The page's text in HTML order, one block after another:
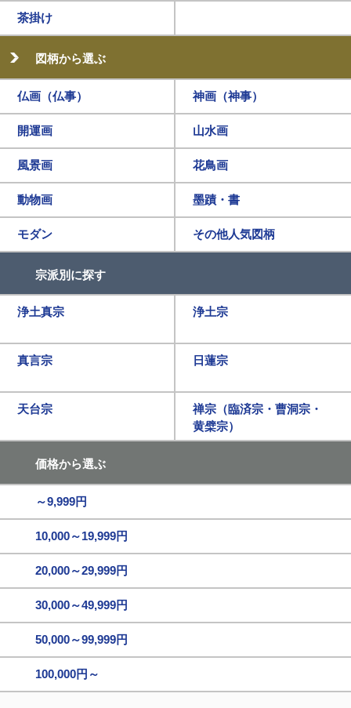
茶掛け
図柄から選ぶ
仏画（仏事） 神画（神事）
開運画 山水画
風景画 花鳥画
動物画 墨蹟・書
モダン その他人気図柄
宗派別に探す
浄土真宗 浄土宗
真言宗 日蓮宗
天台宗
禅宗（臨済宗・曹洞宗・
黄檗宗）
価格から選ぶ
～9,999円
10,000～19,999円
20,000～29,999円
30,000～49,999円
50,000～99,999円
100,000円～